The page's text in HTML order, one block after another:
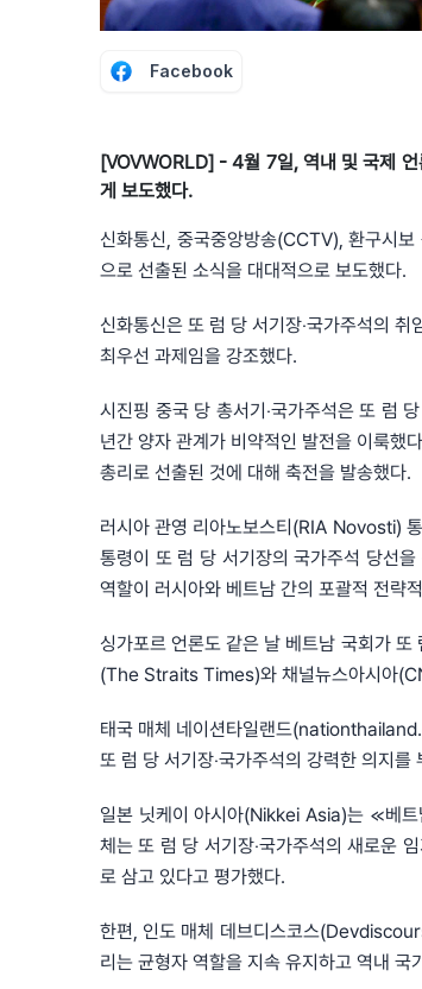
Facebook
[VOVWORLD] - 4월 7일, 역내 및 국제 언
게 보도했다.
신화통신, 중국중앙방송(CCTV), 환구시
으로 선출된 소식을 대대적으로 보도했다.
신화통신은 또 럼 당 서기장‧국가주석의
최우선 과제임을 강조했다.
시진핑 중국 당 총서기‧국가주석은 또 럼
년간 양자 관계가 비약적인 발전을 이룩
총리로 선출된 것에 대해 축전을 발송했다.
러시아 관영 리아노보스티(RIA Novosti)
통령이 또 럼 당 서기장의 국가주석 당선
역할이 러시아와 베트남 간의 포괄적 전략
싱가포르 언론도 같은 날 베트남 국회가
(The Straits Times)와 채널뉴스아시아
태국 매체 네이션타일랜드
또 럼 당 서기장‧국가주석의 강력한 의지를
일본 닛케이 아시아(Nikkei Asia)는 ≪베트
체는 또 럼 당 서기장‧국가주석의 새로운
로 삼고 있다고 평가했다.
한편, 인도 매체 데브디스코스
리는 균형자 역할을 지속 유지하고 역내